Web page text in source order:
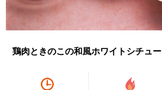
鶏肉ときのこの和風ホワイトシチュー